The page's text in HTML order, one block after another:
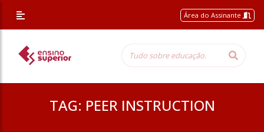
Área do Assinante
TAG: PEER INSTRUCTION